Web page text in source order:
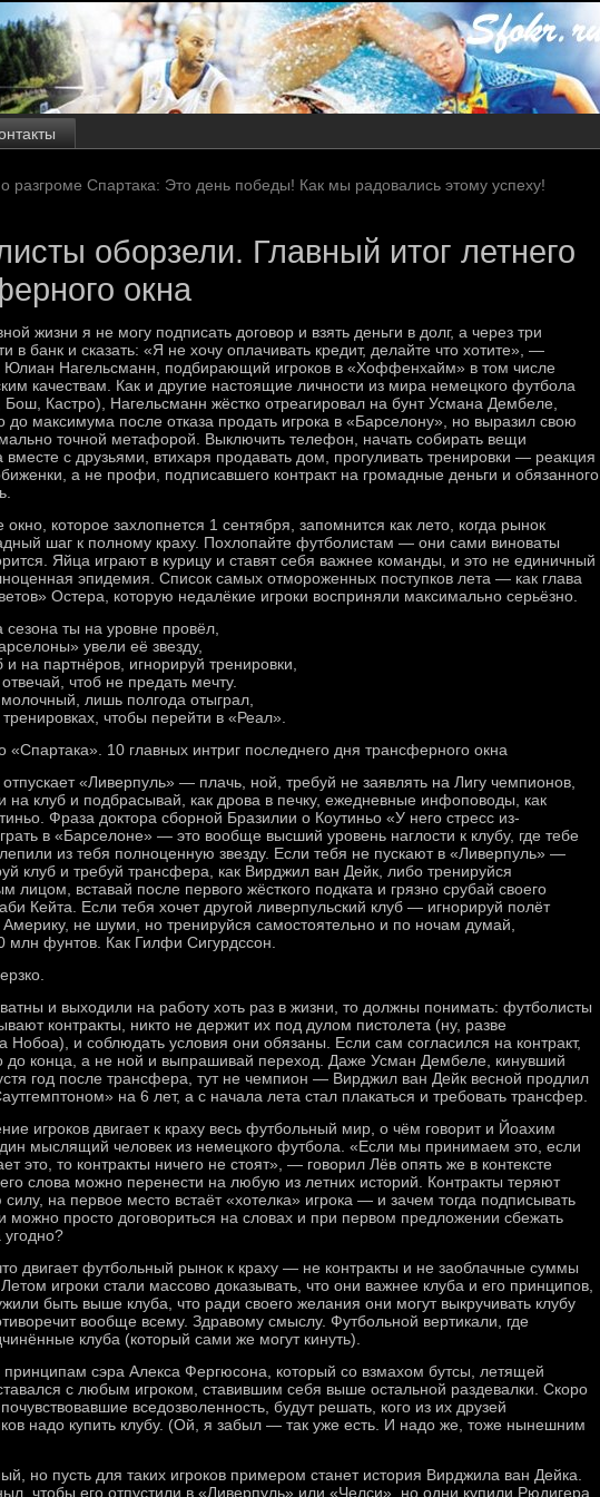
разгроме Спартака: Это день победы! Как мы радовались этому успеху!
оборзели. Главный итог летнего
окна
жизни я не могу подписать договор и взять деньги в долг, а через три
в банк и сказать: «Я не хочу оплачивать кредит, делайте что хотите», —
Юлиан Нагельсманн, подбирающий игроков в «Хоффенхайм» в том числе
качествам. Как и другие настоящие личности из мира немецкого футбола
Кастро), Нагельсманн жёстко отреагировал на бунт Усмана Дембеле,
до максимума после отказа продать игрока в «Барселону», но выразил свою
точной метафорой. Выключить телефон, начать собирать вещи
вместе с друзьями, втихаря продавать дом, прогуливать тренировки — реакция
а не профи, подписавшего контракт на громадные деньги и обязанного
которое захлопнется 1 сентября, запомнится как лето, когда рынок
шаг к полному краху. Похлопайте футболистам — они сами виноваты
Яйца играют в курицу и ставят себя важнее команды, и это не единичный
эпидемия. Список самых отмороженных поступков лета — как глава
Остера, которую недалёкие игроки восприняли максимально серьёзно.
сезона ты на уровне провёл,
увели её звезду,
на партнёров, игнорируй тренировки,
чтоб не предать мечту.
лишь полгода отыграл,
чтобы перейти в «Реал».
10 главных интриг последнего дня трансферного окна
«Ливерпуль» — плачь, ной, требуй не заявлять на Лигу чемпионов,
на клуб и подбрасывай, как дрова в печку, ежедневные инфоповоды, как
Фраза доктора сборной Бразилии о Коутиньо «У него стресс из-
в «Барселоне» — это вообще высший уровень наглости к клубу, где тебе
из тебя полноценную звезду. Если тебя не пускают в «Ливерпуль» —
клуб и требуй трансфера, как Вирджил ван Дейк, либо тренируйся
лицом, вставай после первого жёсткого подката и грязно срубай своего
Кейта. Если тебя хочет другой ливерпульский клуб — игнорируй полёт
не шуми, но тренируйся самостоятельно и по ночам думай,
млн фунтов. Как Гилфи Сигурдссон.
и выходили на работу хоть раз в жизни, то должны понимать: футболисты
контракты, никто не держит их под дулом пистолета (ну, разве
Нобоа), и соблюдать условия они обязаны. Если сам согласился на контракт,
до конца, а не ной и выпрашивай переход. Даже Усман Дембеле, кинувший
год после трансфера, тут не чемпион — Вирджил ван Дейк весной продлил
на 6 лет, а с начала лета стал плакаться и требовать трансфер.
игроков двигает к краху весь футбольный мир, о чём говорит и Йоахим
мыслящий человек из немецкого футбола. «Если мы принимаем это, если
это, то контракты ничего не стоят», — говорил Лёв опять же в контексте
слова можно перенести на любую из летних историй. Контракты теряют
на первое место встаёт «хотелка» игрока — и зачем тогда подписывать
можно просто договориться на словах и при первом предложении сбежать
угодно?
двигает футбольный рынок к краху — не контракты и не заоблачные суммы
игроки стали массово доказывать, что они важнее клуба и его принципов,
быть выше клуба, что ради своего желания они могут выкручивать клубу
вообще всему. Здравому смыслу. Футбольной вертикали, где
клуба (который сами же могут кинуть).
сэра Алекса Фергюсона, который со взмахом бутсы, летящей
с любым игроком, ставившим себя выше остальной раздевалки. Скоро
вседозволенность, будут решать, кого из их друзей
надо купить клубу. (Ой, я забыл — так уже есть. И надо же, тоже нынешним
но пусть для таких игроков примером станет история Вирджила ван Дейка.
чтобы его отпустили в «Ливерпуль» или «Челси», но одни купили Рюдигера,